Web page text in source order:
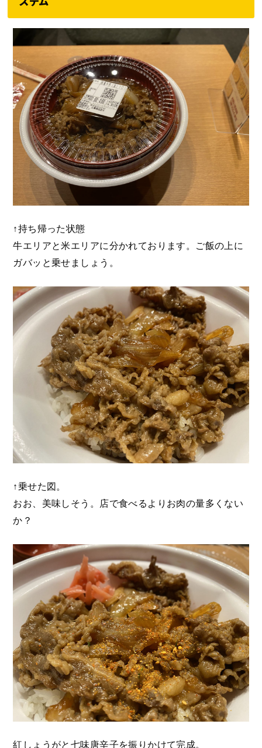
↑持ち帰った状態
牛エリアと米エリアに分かれております。ご飯の上に
ガバッと乗せましょう。
↑乗せた図。
おお、美味しそう。店で食べるよりお肉の量多くない
か？
紅しょうがと七味唐辛子を振りかけて完成。